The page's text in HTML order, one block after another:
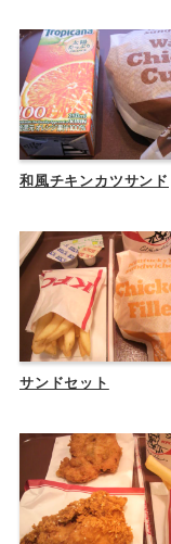
和風チキンカツサンド
サンドセット